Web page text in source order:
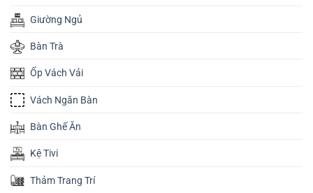
Giường Ngủ
Bàn Trà
Ốp Vách Vải
Vách Ngăn Bàn
Bàn Ghế Ăn
Kệ Tivi
Thảm Trang Trí